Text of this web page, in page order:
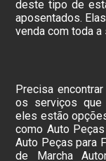
deste tipo de
aposentados.
venda com toda a
Precisa
os serviços que
eles estão
como Auto
Auto Peças para
de Marcha